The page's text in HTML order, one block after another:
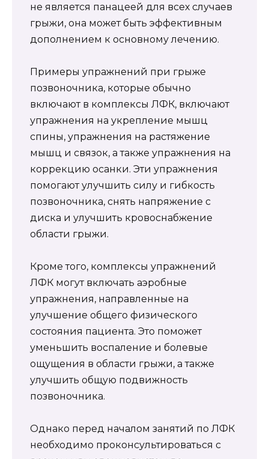
не является панацеей для всех случаев
грыжи, она может быть эффективным
дополнением к основному лечению.
Примеры упражнений при грыже
позвоночника, которые обычно
включают в комплексы ЛФК, включают
упражнения на укрепление мышц
спины, упражнения на растяжение
мышц и связок, а также упражнения на
коррекцию осанки. Эти упражнения
помогают улучшить силу и гибкость
позвоночника, снять напряжение с
диска и улучшить кровоснабжение
области грыжи.
Кроме того, комплексы упражнений
ЛФК могут включать аэробные
упражнения, направленные на
улучшение общего физического
состояния пациента. Это поможет
уменьшить воспаление и болевые
ощущения в области грыжи, а также
улучшить общую подвижность
позвоночника.
Однако перед началом занятий по ЛФК
необходимо проконсультироваться с